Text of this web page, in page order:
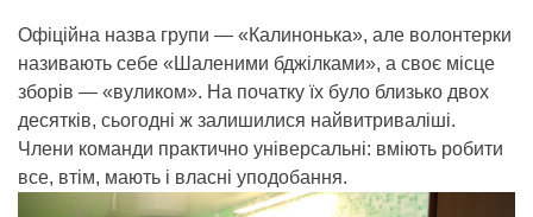
Офіційна назва групи — «Калинонька», але волонтерки
називають себе «Шаленими бджілками», а своє місце
зборів — «вуликом». На початку їх було близько двох
десятків, сьогодні ж залишилися найвитриваліші.
Члени команди практично універсальні: вміють робити
все, втім, мають і власні уподобання.